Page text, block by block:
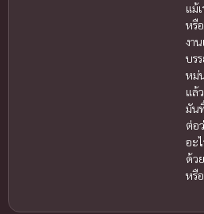
แม้
หรื
งา
บร
หม่
แล้
มัน
ต่อ
อะ
ด้ว
หรื